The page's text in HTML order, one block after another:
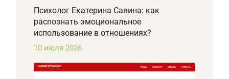
Психолог Екатерина Савина: как
распознать эмоциональное
использование в отношениях?
10 июля 2026